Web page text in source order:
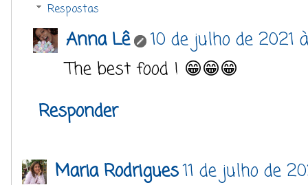
Respostas
Anna Lê
10 de julho de 2021
The best food ! 😁😁😁
Responder
Maria Rodrigues11 de julho de